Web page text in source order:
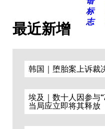
最近新增
韩国｜堕胎案上诉裁
埃及｜数十人因参与
当局应立即将其释放